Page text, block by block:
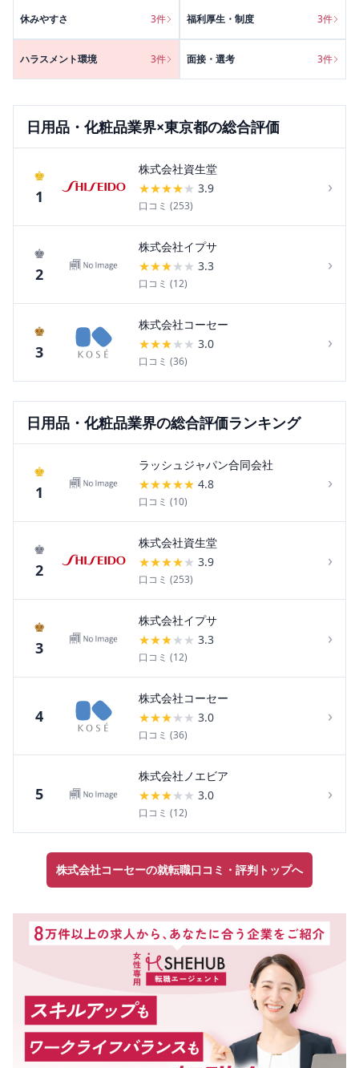
休みやすさ 3件 福利厚生・制度 3件
ハラスメント環境 3件 面接・選考 3件
日用品・化粧品業界×東京都の総合評価
♚
1
株式会社資生堂
★★★★★ 3.9
口コミ (253)
›
♚
2
株式会社イプサ
★★★★ ★ 3.3
口コミ (12)
›
♚
3
株式会社コーセー
★★★★ ★ 3.0
口コミ (36)
›
日用品・化粧品業界の総合評価ランキング
♚
1
ラッシュジャパン合同会社
★★★★★ 4.8
口コミ (10)
›
♚
2
株式会社資生堂
★★★★★ 3.9
口コミ (253)
›
♚
3
株式会社イプサ
★★★★ ★ 3.3
口コミ (12)
›
4
株式会社コーセー
★★★★ ★ 3.0
口コミ (36)
›
5
株式会社ノエビア
★★★★ ★ 3.0
口コミ (12)
›
株式会社コーセーの就転職口コミ・評判トップへ